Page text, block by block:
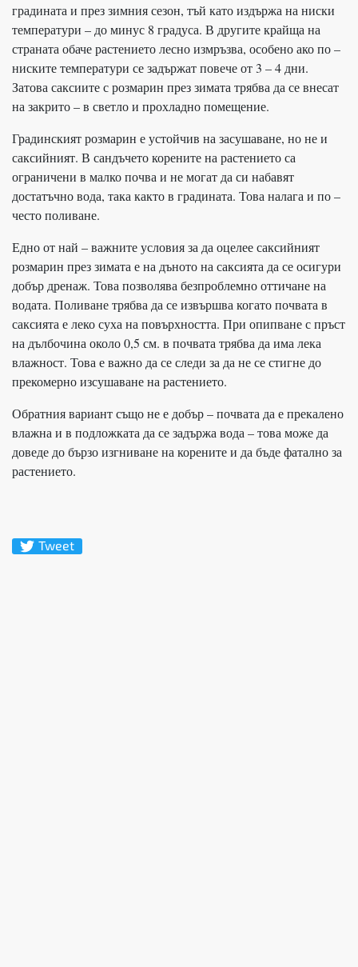
градината и през зимния сезон, тъй като издържа на ниски
температури – до минус 8 градуса. В другите крайща на
страната обаче растението лесно измръзва, особено ако по –
ниските температури се задържат повече от 3 – 4 дни.
Затова саксиите с розмарин през зимата трябва да се внесат
на закрито – в светло и прохладно помещение.
Градинският розмарин е устойчив на засушаване, но не и
саксийният. В сандъчето корените на растението са
ограничени в малко почва и не могат да си набавят
достатъчно вода, така както в градината. Това налага и по –
често поливане.
Едно от най – важните условия за да оцелее саксийният
розмарин през зимата е на дъното на саксията да се осигури
добър дренаж. Това позволява безпроблемно оттичане на
водата. Поливане трябва да се извършва когато почвата в
саксията е леко суха на повърхността. При опипване с пръст
на дълбочина около 0,5 см. в почвата трябва да има лека
влажност. Това е важно да се следи за да не се стигне до
прекомерно изсушаване на растението.
Обратния вариант също не е добър – почвата да е прекалено
влажна и в подложката да се задържа вода – това може да
доведе до бързо изгниване на корените и да бъде фатално за
растението.
Tweet